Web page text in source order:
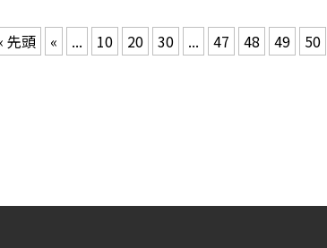
先頭 « ... 10 20 30 ... 47 48 49 50